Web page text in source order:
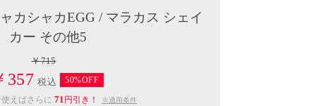
カシャカEGG / マラカス シェイ
カー その他5
￥715
357 税込
50%OFF
えばさらに 71 円引き！ ※適用条件